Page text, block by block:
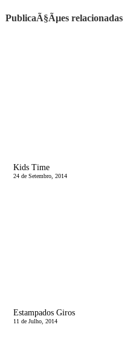
PublicaÃ§Ãµes relacionadas
Kids Time
24 de Setembro, 2014
Estampados Giros
11 de Julho, 2014